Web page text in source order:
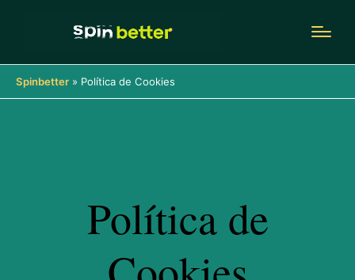
Spinbetter » Política de Cookies
Política de